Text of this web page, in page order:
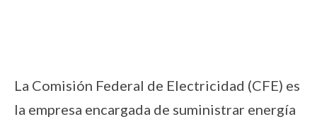
La Comisión Federal de Electricidad (CFE) es
la empresa encargada de suministrar energía